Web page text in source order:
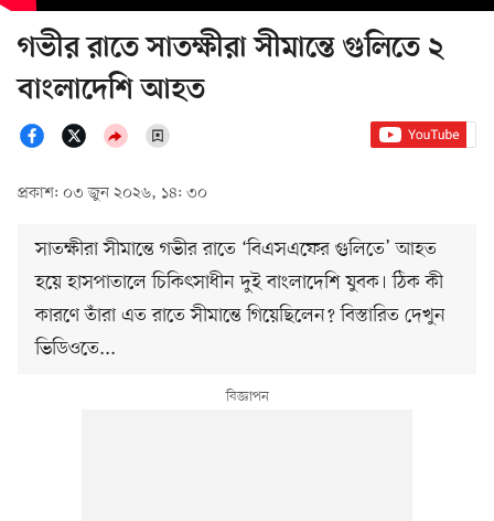
গভীর রাতে সাতক্ষীরা সীমান্তে গুলিতে ২
বাংলাদেশি আহত
প্রকাশ: ০৩ জুন ২০২৬, ১৪: ৩০
সাতক্ষীরা সীমান্তে গভীর রাতে ‘বিএসএফের গুলিতে’ আহত
হয়ে হাসপাতালে চিকিৎসাধীন দুই বাংলাদেশি যুবক। ঠিক কী
কারণে তাঁরা এত রাতে সীমান্তে গিয়েছিলেন? বিস্তারিত দেখুন
ভিডিওতে...